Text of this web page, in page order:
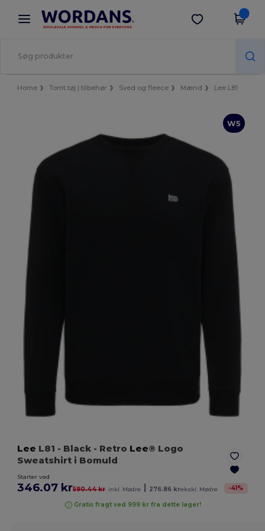
× Wordans-app
Bedre priser i appen!
Hent app
Home Tomt tøj | tilbehør Sved og fleece Mænd Lee L81
W5
Lee L81 - Black - Retro Lee® Logo
Sweatshirt i Bomuld
Starter ved
346.07 kr590.44 kr inkl. Mødre | 276.86 krekskl. Mødre -41 %
Gratis fragt ved 999 kr fra dette lager!